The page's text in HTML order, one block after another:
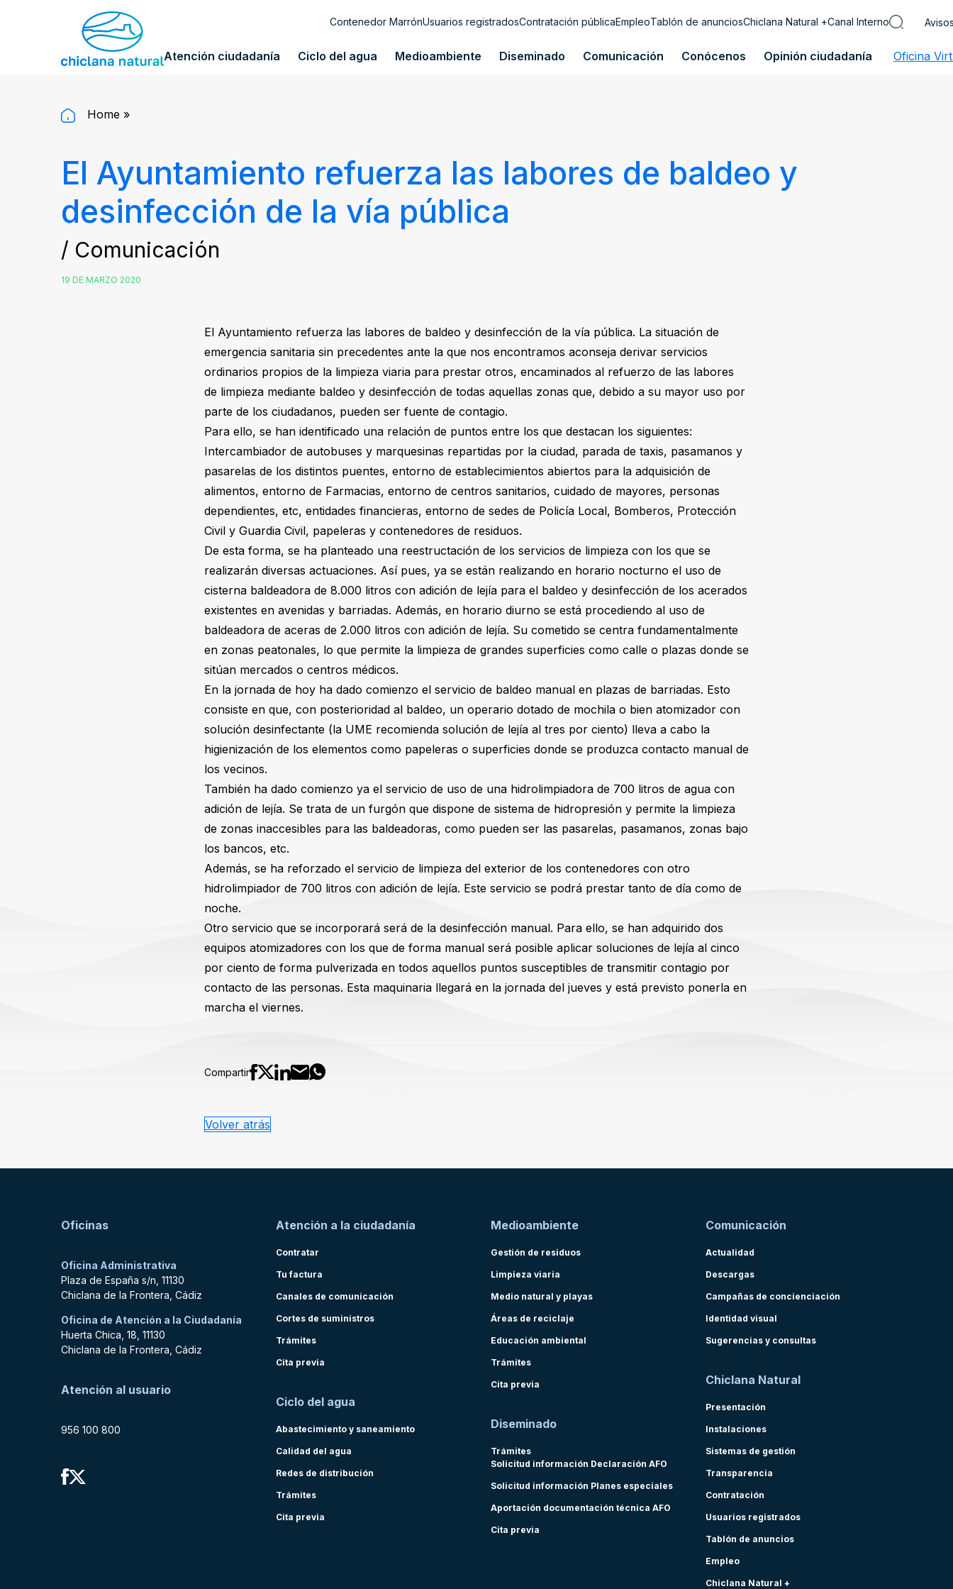
Contenedor MarrónUsuarios registradosContratación públicaEmpleoTablón de anunciosChiclana Natural +Canal Interno
Atención ciudadanía Ciclo del agua Medioambiente Diseminado Comunicación Conócenos Opinión ciudadanía Oficina
Home »
El Ayuntamiento refuerza las labores de baldeo y
desinfección de la vía pública
/ Comunicación
19 DE MARZO 2020
El Ayuntamiento refuerza las labores de baldeo y desinfección de la vía pública. La situación de
emergencia sanitaria sin precedentes ante la que nos encontramos aconseja derivar servicios
ordinarios propios de la limpieza viaria para prestar otros, encaminados al refuerzo de las labores
de limpieza mediante baldeo y desinfección de todas aquellas zonas que, debido a su mayor uso por
parte de los ciudadanos, pueden ser fuente de contagio.
Para ello, se han identificado una relación de puntos entre los que destacan los siguientes:
Intercambiador de autobuses y marquesinas repartidas por la ciudad, parada de taxis, pasamanos y
pasarelas de los distintos puentes, entorno de establecimientos abiertos para la adquisición de
alimentos, entorno de Farmacias, entorno de centros sanitarios, cuidado de mayores, personas
dependientes, etc, entidades financieras, entorno de sedes de Policía Local, Bomberos, Protección
Civil y Guardia Civil, papeleras y contenedores de residuos.
De esta forma, se ha planteado una reestructación de los servicios de limpieza con los que se
realizarán diversas actuaciones. Así pues, ya se están realizando en horario nocturno el uso de
cisterna baldeadora de 8.000 litros con adición de lejía para el baldeo y desinfección de los acerados
existentes en avenidas y barriadas. Además, en horario diurno se está procediendo al uso de
baldeadora de aceras de 2.000 litros con adición de lejía. Su cometido se centra fundamentalmente
en zonas peatonales, lo que permite la limpieza de grandes superficies como calle o plazas donde se
sitúan mercados o centros médicos.
En la jornada de hoy ha dado comienzo el servicio de baldeo manual en plazas de barriadas. Esto
consiste en que, con posterioridad al baldeo, un operario dotado de mochila o bien atomizador con
solución desinfectante (la UME recomienda solución de lejía al tres por ciento) lleva a cabo la
higienización de los elementos como papeleras o superficies donde se produzca contacto manual de
los vecinos.
También ha dado comienzo ya el servicio de uso de una hidrolimpiadora de 700 litros de agua con
adición de lejía. Se trata de un furgón que dispone de sistema de hidropresión y permite la limpieza
de zonas inaccesibles para las baldeadoras, como pueden ser las pasarelas, pasamanos, zonas bajo
los bancos, etc.
Además, se ha reforzado el servicio de limpieza del exterior de los contenedores con otro
hidrolimpiador de 700 litros con adición de lejía. Este servicio se podrá prestar tanto de día como de
noche.
Otro servicio que se incorporará será de la desinfección manual. Para ello, se han adquirido dos
equipos atomizadores con los que de forma manual será posible aplicar soluciones de lejía al cinco
por ciento de forma pulverizada en todos aquellos puntos susceptibles de transmitir contagio por
contacto de las personas. Esta maquinaria llegará en la jornada del jueves y está previsto ponerla en
marcha el viernes.
Compartir
Volver atrás
Oficinas
Oficina Administrativa
Plaza de España s/n, 11130
Chiclana de la Frontera, Cádiz
Oficina de Atención a la Ciudadanía
Huerta Chica, 18, 11130
Chiclana de la Frontera, Cádiz
Atención al usuario
956 100 800
Atención a la ciudadanía
Contratar
Tu factura
Canales de comunicación
Cortes de suministros
Trámites
Cita previa
Ciclo del agua
Abastecimiento y saneamiento
Calidad del agua
Redes de distribución
Trámites
Cita previa
Medioambiente
Gestión de residuos
Limpieza viaria
Medio natural y playas
Áreas de reciclaje
Educación ambiental
Trámites
Cita previa
Diseminado
Trámites
Solicitud información Declaración AFO
Solicitud información Planes especiales
Aportación documentación técnica AFO
Cita previa
Comunicación
Actualidad
Descargas
Campañas de concienciación
Identidad visual
Sugerencias y consultas
Chiclana Natural
Presentación
Instalaciones
Sistemas de gestión
Transparencia
Contratación
Usuarios registrados
Tablón de anuncios
Empleo
Chiclana Natural +